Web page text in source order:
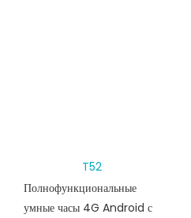
T52
Полнофункциональные
умные часы 4G Android с